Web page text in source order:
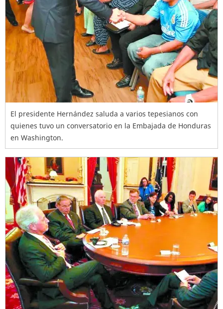
El presidente Hernández saluda a varios tepesianos con
quienes tuvo un conversatorio en la Embajada de Honduras
en Washington.